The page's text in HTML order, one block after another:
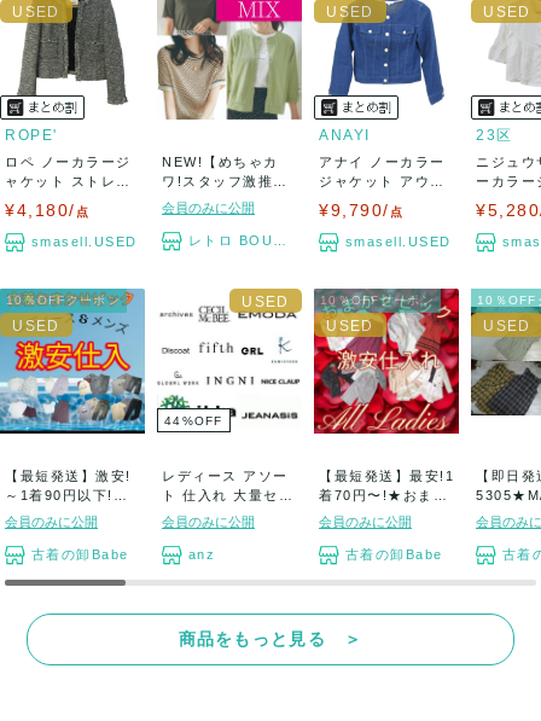
ROPE'
ロペ ノーカラージ
ャケット ストレッ
¥4,180/ 点
smasell.USED
NEW!【めちゃカ
ワ!スタッフ激推し!
春夏・Lad...
会員のみに公開
レトロ BOUTIQUE
ANAYI
アナイ ノーカラー
ジャケット アウタ
¥9,790/ 点
smasell.USED
23区
ニジュ
ーカラー
10％OFFクーポン
【最短発送】激安!
～1着90円以下!古
着おまかせピ...
会員のみに公開
古着の卸Babe
44%OFF
レディース アソー
ト 仕入れ 大量セッ
ト 卸売り ...
会員のみに公開
anz
10％OFFクーポン
【最短発送】最安!1
着70円〜!★おまか
せピック!...
会員のみに公開
古着の卸Babe
10％OFF
【即日
ズ・マ
会員のみ
古着
商品をもっと見る ＞